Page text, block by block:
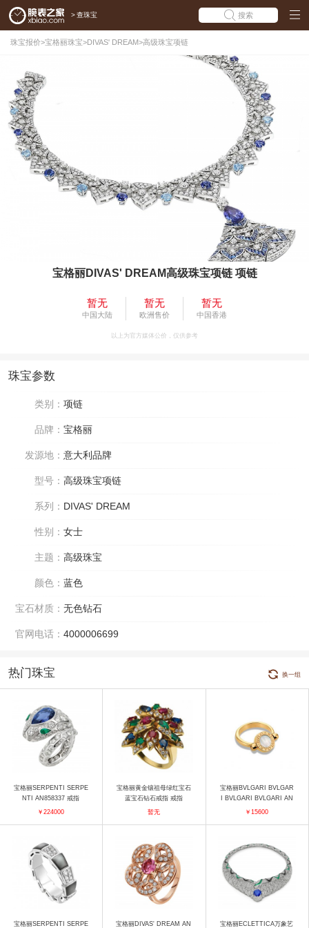
> 查珠宝 搜索
珠宝报价>宝格丽珠宝>DIVAS' DREAM>高级珠宝项链
宝格丽DIVAS' DREAM高级珠宝项链 项链
暂无
中国大陆
暂无
欧洲售价
暂无
中国香港
以上为官方媒体公价，仅供参考
珠宝参数
类别： 项链
品牌： 宝格丽
发源地： 意大利品牌
型号： 高级珠宝项链
系列： DIVAS' DREAM
性别： 女士
主题： 高级珠宝
颜色： 蓝色
宝石材质： 无色钻石
官网电话： 4000006699
热门珠宝 换一组
宝格丽SERPENTI SERPE
NTI AN858337 戒指
￥224000
宝格丽黄金镶祖母绿红宝石
蓝宝石钻石戒指 戒指
暂无
宝格丽BVLGARI BVLGAR
I BVLGARI BVLGARI AN
857191 戒指
￥15600
宝格丽SERPENTI SERPE 宝格丽DIVAS' DREAM AN 宝格丽ECLETTICA万象艺